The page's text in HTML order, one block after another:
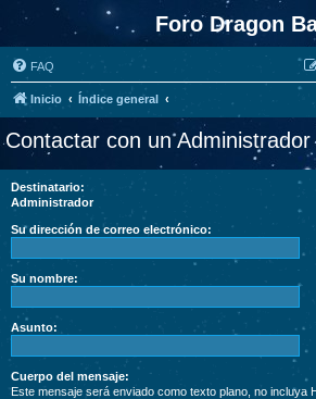
Foro Dragon
FAQ
Inicio Índice general
Contactar con un
Destinatario:
Administrador
Su dirección de correo electrónico:
Su nombre:
Asunto:
Cuerpo del mensaje:
Este mensaje será enviado como texto plano, no incluya